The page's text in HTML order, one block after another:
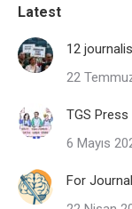
Latest
12
22
TGS
6 Mayıs
For